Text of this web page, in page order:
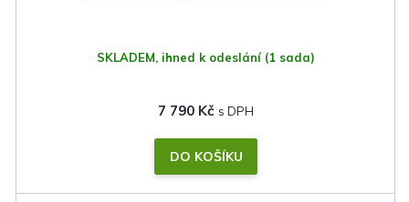
SKLADEM, ihned k odeslání (1 sada)
7 790 Kč
DO KOŠÍKU